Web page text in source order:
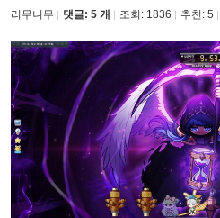
리무니무 댓글: 5 개 조회: 1836 추천: 5